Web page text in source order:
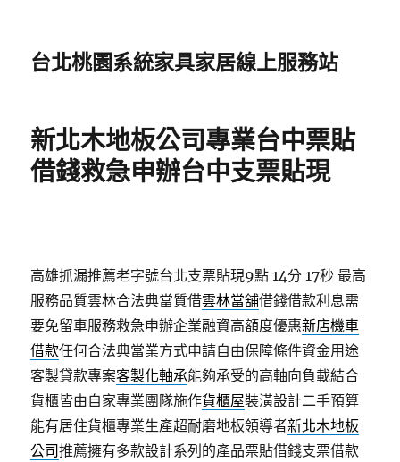
台北桃園系統家具家居線上服務站
新北木地板公司專業台中票貼
借錢救急申辦台中支票貼現
高雄抓漏推薦老字號台北支票貼現9點 14分 17秒 最高
服務品質雲林合法典當質借雲林當舖借錢借款利息需
要免留車服務救急申辦企業融資高額度優惠新店機車
借款任何合法典當業方式申請自由保障條件資金用途
客製貸款專案客製化軸承能夠承受的高軸向負載結合
貨櫃皆由自家專業團隊施作貨櫃屋裝潢設計二手預算
能有居住貨櫃專業生產超耐磨地板領導者新北木地板
公司推薦擁有多款設計系列的產品票貼借錢支票借款